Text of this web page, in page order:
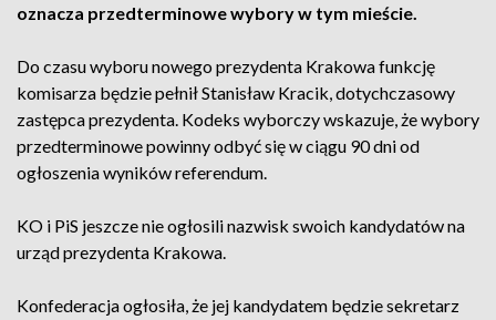
oznacza przedterminowe wybory w tym mieście.
Do czasu wyboru nowego prezydenta Krakowa funkcję
komisarza będzie pełnił Stanisław Kracik, dotychczasowy
zastępca prezydenta. Kodeks wyborczy wskazuje, że wybory
przedterminowe powinny odbyć się w ciągu 90 dni od
ogłoszenia wyników referendum.
KO i PiS jeszcze nie ogłosili nazwisk swoich kandydatów na
urząd prezydenta Krakowa.
Konfederacja ogłosiła, że jej kandydatem będzie sekretarz